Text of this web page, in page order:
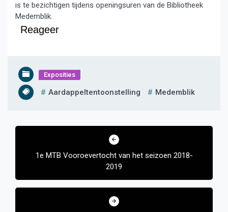
is te bezichtigen tijdens openingsuren van de Bibliotheek
Medemblik.
Reageer
Exposities
Aardappeltentoonstelling Medemblik
Bericht
1e MTB Vooroevertocht van het seizoen 2018-
2019